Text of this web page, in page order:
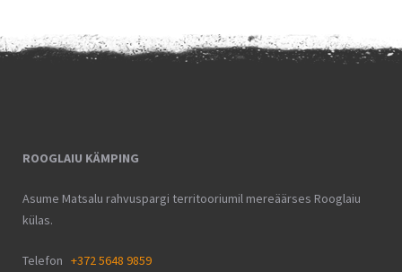
ROOGLAIU KÄMPING
Asume Matsalu rahvuspargi territooriumil mereäärses Rooglaiu
külas.
Telefon +372 5648 9859